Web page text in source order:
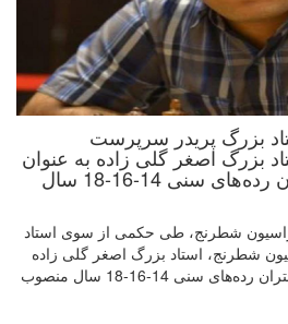
بزرگ پریدر سرپرست
بزرگ اصغر گلی زاده به عنوان
سرمربی تیم‌ملی دختران رده‌های سنی 14-16-18 سال
شطرنج، طی حکمی از سوی استاد
شطرنج، استاد بزرگ اصغر گلی زاده
به عنوان سرمربی تیم‌ملی دختران رده‌های سنی 14-16-18 سال منصوب